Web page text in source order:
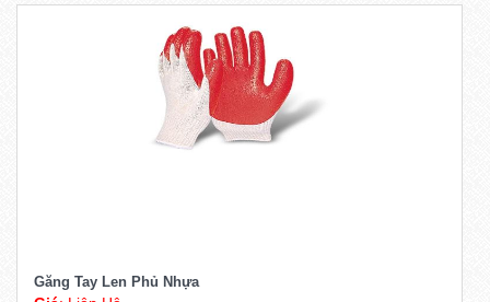
Găng Tay Len Phủ Nhựa